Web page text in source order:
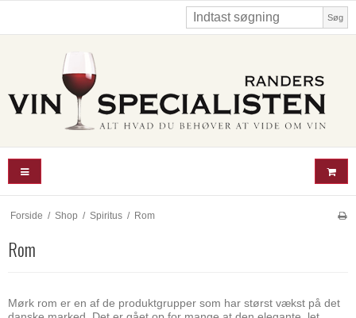
Søg
Forside / Shop / Spiritus / Rom
Rom
Mørk rom er en af de produktgrupper som har størst vækst på det